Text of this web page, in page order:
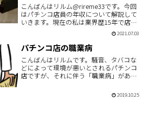
こんばんはリルム@rireme33です。今回
はパチンコ店員の年収について解説して
いきます。現在の私は業界歴15年で店長
です。パチンコ店で働いている人で「今
後自分の年収はどうなるのだろう」と
か、これからパチンコ店で働くかもしれ
ない人で「パチン…
2021.07.03
パチンコ店の職業病
こんばんはリルムです。騒音、タバコな
どによって環境が悪いとされるパチンコ
店ですが、それに伴う「職業病」があり
あるんですが、長期にわたってパチンコ
店で仕事をしていると起こりうる身体へ
2019.10.25